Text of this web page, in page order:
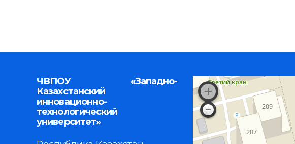
ЧВПОУ «Западно-
Казахстанский
инновационно-
технологический
университет»